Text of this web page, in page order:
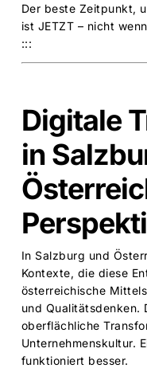
Der beste Zeitpunkt,
ist JETZT – nicht
:::
Digitale
in
In Salzburg und
Kontexte, die diese
österreichische
und Qualitätsdenken.
oberflächliche
Unternehmenskultur.
funktioniert besser.